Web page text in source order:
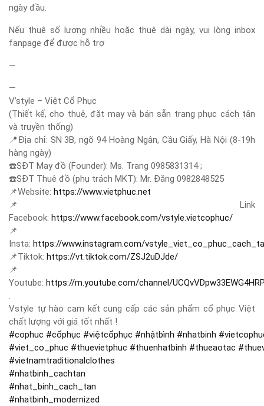
ngày đầu.
Nếu thuê số lượng nhiều hoặc thuê dài ngày, vui lòng inbox
fanpage để được hỗ trợ
—
—
V’style – Việt Cổ Phục
(Thiết kế, cho thuê, đặt may và bán sẵn trang phục cách tân
và truyền thống)
📍 Địa chỉ: SN 3B, ngõ 94 Hoàng Ngân, Cầu Giấy, Hà Nội (8-19h
hàng ngày)
☎️SĐT May đồ (Founder): Ms. Trang 0985831314 ;
☎️SĐT Thuê đồ (phụ trách MKT): Mr. Đăng 0982848525
📌Website: https://www.vietphuc.net
📌 Link
Facebook: https://www.facebook.com/vstyle.vietcophuc/
📌
Insta: https://www.instagram.com/
📌Tiktok: https://vt.tiktok.com/ZSJ2uDJde/
📌
Youtube: https://m.youtube.com/channel/
.
Vstyle tự hào cam kết cung cấp các sản phẩm cổ phục Việt
chất lượng với giá tốt nhất !
#cophuc #cổphục #việtcổphục #nhậtbình #nhatbinh #
#viet_co_phuc #thuevietphuc #thuenhatbinh #thueaotac #
#vietnamtraditionalclothes
#nhatbinh_cachtan
#nhat_binh_cach_tan
#nhatbinh_modernized